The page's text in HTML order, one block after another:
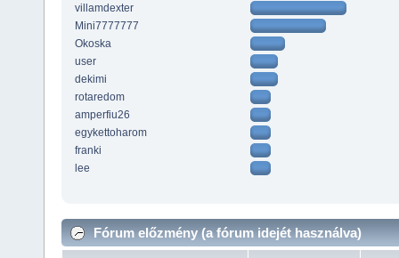
villamdexter
Mini7777777
Okoska
user
dekimi
rotaredom
amperfiu26
egykettoharom
franki
lee
Fórum előzmény (a fórum idejét használva)